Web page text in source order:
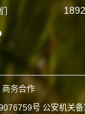
商务合作
号 公安机关